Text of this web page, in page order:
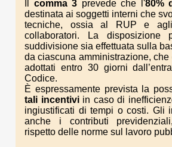
comma 3 prevede che l'80%
destinata ai soggetti interni che
tecniche, ossia al RUP e
collaboratori. La disposizione
suddivisione sia effettuata sulla
da ciascuna amministrazione,
adottati entro 30 giorni
Codice.
È espressamente prevista la
tali incentiviin caso di
ingiustificati di tempi o costi. Gli
anche i contributi
rispetto delle norme sul lavoro